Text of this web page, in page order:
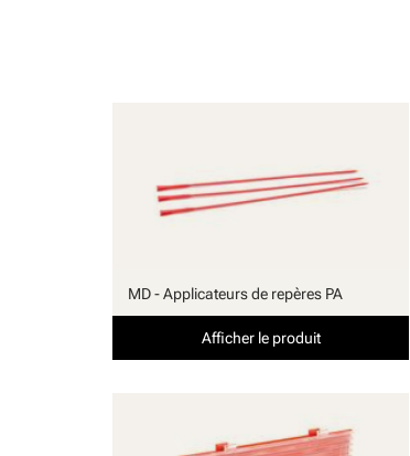
MD - Applicateurs de repères PA
Afficher le produit